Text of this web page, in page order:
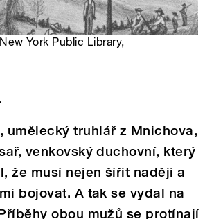
York Public Library,
umělecký truhlář z Mnichova,
venkovský duchovní, který
že musí nejen šířit naději a
bojovat. A tak se vydal na
obou mužů se protínají